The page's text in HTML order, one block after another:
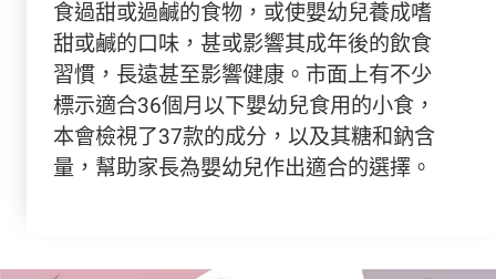
食過甜或過鹹的食物，或使嬰幼兒養成嗜
甜或鹹的口味，甚或影響其成年後的飲食
習慣，長遠甚至影響健康。市面上有不少
標示適合36個月以下嬰幼兒食用的小食，
本會檢視了37款的成分，以及其糖和鈉含
量，幫助家長為嬰幼兒作出適合的選擇。